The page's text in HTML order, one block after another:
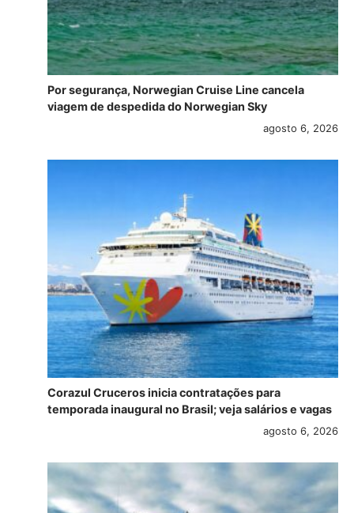
Por segurança, Norwegian Cruise Line cancela
viagem de despedida do Norwegian Sky
agosto 6, 2026
Corazul Cruceros inicia contratações para
temporada inaugural no Brasil; veja salários e vagas
agosto 6, 2026